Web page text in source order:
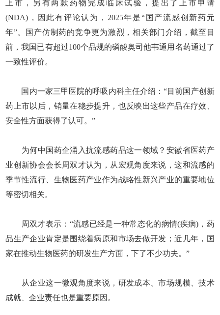
上市，另有两款药物完成临床试验，提出了上市申请
(NDA)，因此有评论认为，2025年是“国产流感创新药元
年”。国产仿制药的竞争更为激烈，相关部门介绍，截至目
前，我国已有超过100个品规的磷酸奥司他韦通用名药通过了
一致性评价。
国内一家三甲医院的呼吸内科主任介绍：“目前国产创新
药上市以后，销量在稳步提升，也反映出这些产品在疗效、
安全性方面获得了认可。”
为何中国药企涌入抗流感药品这一领域？安徽省医药产
业创新协会会长周双才认为，从宏观角度来说，这和流感的
季节性流行、生物医药产业作为战略性新兴产业的重要地位
等密切相关。
周双才表示：“流感已经是一种常态化的病情(疾病)，药
品生产企业肯定是围绕着病原和市场去做开发；近几年，国
家在推动生物医药的研发生产方面，下了不少功夫。”
从企业这一微观角度来说，研发成本、市场规模、技术
成就、企业责任也是重要原因。